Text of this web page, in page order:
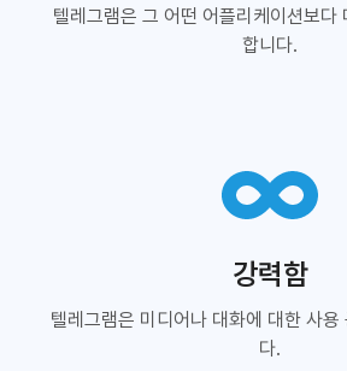
텔레그램은 그 어떤 어플리케이션보다
합니다.
강력함
텔레그램은 미디어나 대화에 대한 사용
다.